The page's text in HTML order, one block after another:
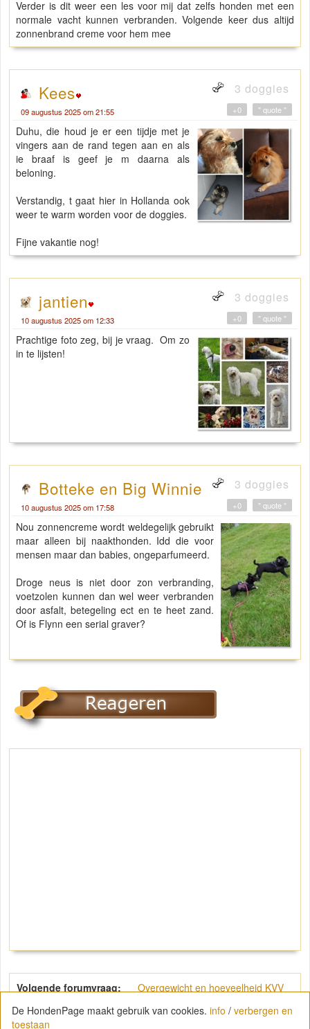
Verder is dit weer een les voor mij dat zelfs honden met een
normale vacht kunnen verbranden. Volgende keer dus altijd
zonnenbrand creme voor hem mee
Kees 3 doggies
09 augustus 2025 om 21:55 " quote "
+0
Duhu, die houd je er een tijdje met je
vingers aan de rand tegen aan en als
ie braaf is geef je m daarna als
beloning.
Verstandig, t gaat hier in Hollanda ook
weer te warm worden voor de doggies.
Fijne vakantie nog!
jantien 3 doggies
10 augustus 2025 om 12:33 " quote "
+0
Prachtige foto zeg, bij je vraag. Om zo
in te lijsten!
Botteke en Big Winnie 3 doggies
10 augustus 2025 om 17:58 " quote "
+0
Nou zonnencreme wordt weldegelijk gebruikt
maar alleen bij naakthonden. Idd die voor
mensen maar dan babies, ongeparfumeerd.
Droge neus is niet door zon verbranding,
voetzolen kunnen dan wel weer verbranden
door asfalt, betegeling ect en te heet zand.
Of is Flynn een serial graver?
Volgende forumvraag:
Overgewicht en hoeveelheid KVV
De HondenPage maakt gebruik van cookies. info / verbergen en
toestaan